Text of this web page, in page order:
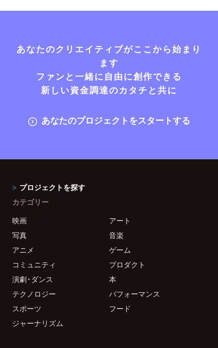
あなたのクリエイティブがここから始まり
ます
ファンと一緒に自由に創作できる
新しい資金調達のカタチと共に
あなたのプロジェクトをスタートする
プロジェクトを探す
カテゴリー
映画
アート
写真
音楽
アニメ
ゲーム
コミュニティ
プロダクト
演劇・ダンス
本
テクノロジー
パフォーマンス
スポーツ
フード
ジャーナリズム